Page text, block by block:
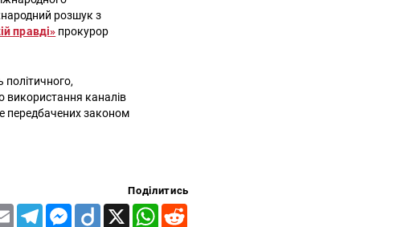
розшук з
правді» прокурор
політичного,
використання каналів
передбачених законом
Поділитись
Email TelegramMessenger
Diigo X WhatsApp